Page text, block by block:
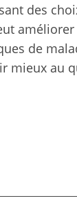
des
de
mieux au